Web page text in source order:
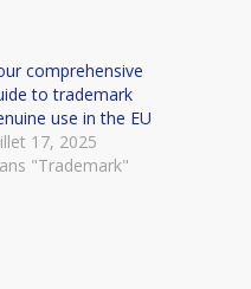
comprehensive
to trademark
use in the EU
17, 2025
"Trademark"